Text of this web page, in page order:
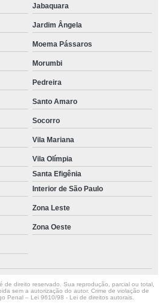
Jabaquara
Jardim Ângela
Moema Pássaros
Morumbi
Pedreira
Santo Amaro
Socorro
Vila Mariana
Vila Olímpia
Santa Efigênia
Interior de São Paulo
Zona Leste
Zona Oeste
direito reservado. Sua reprodução, parcial ou total,
sem a autorização do autor. Crime de violação de
Penal – Lei 9610/98 - Lei de direitos autorais